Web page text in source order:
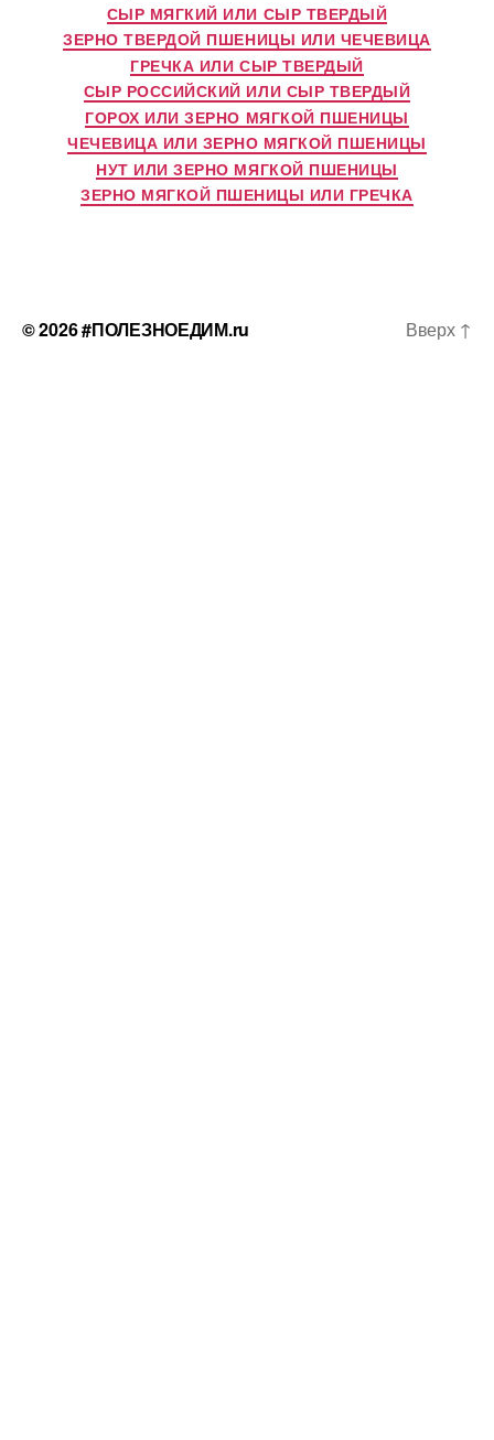
СЫР МЯГКИЙ ИЛИ СЫР ТВЕРДЫЙ
ЗЕРНО ТВЕРДОЙ ПШЕНИЦЫ ИЛИ ЧЕЧЕВИЦА
ГРЕЧКА ИЛИ СЫР ТВЕРДЫЙ
СЫР РОССИЙСКИЙ ИЛИ СЫР ТВЕРДЫЙ
ГОРОХ ИЛИ ЗЕРНО МЯГКОЙ ПШЕНИЦЫ
ЧЕЧЕВИЦА ИЛИ ЗЕРНО МЯГКОЙ ПШЕНИЦЫ
НУТ ИЛИ ЗЕРНО МЯГКОЙ ПШЕНИЦЫ
ЗЕРНО МЯГКОЙ ПШЕНИЦЫ ИЛИ ГРЕЧКА
© 2026#ПОЛЕЗНОЕДИМ.ru Вверх ↑